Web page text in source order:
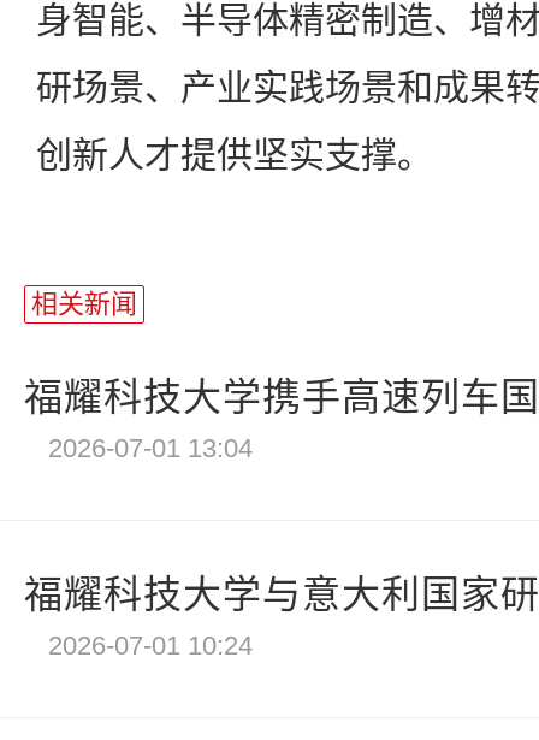
身智能、半导体精密制造、增
研场景、产业实践场景和成果
创新人才提供坚实支撑。
相关新闻
福耀科技大学携手高速列车
2026-07-01 13:04
福耀科技大学与意大利国家
2026-07-01 10:24